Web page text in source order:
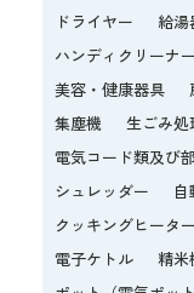
ドライヤー
給湯
ハンディクリーナー
美容・健康器具
集塵機
生ごみ処
電気コード類及び
シュレッダー
クッキングヒーター
電子ケトル
精米